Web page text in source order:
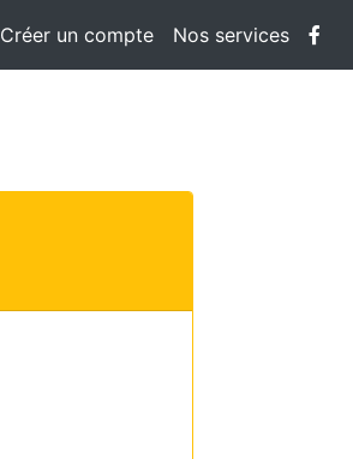
Créer un compte Nos services